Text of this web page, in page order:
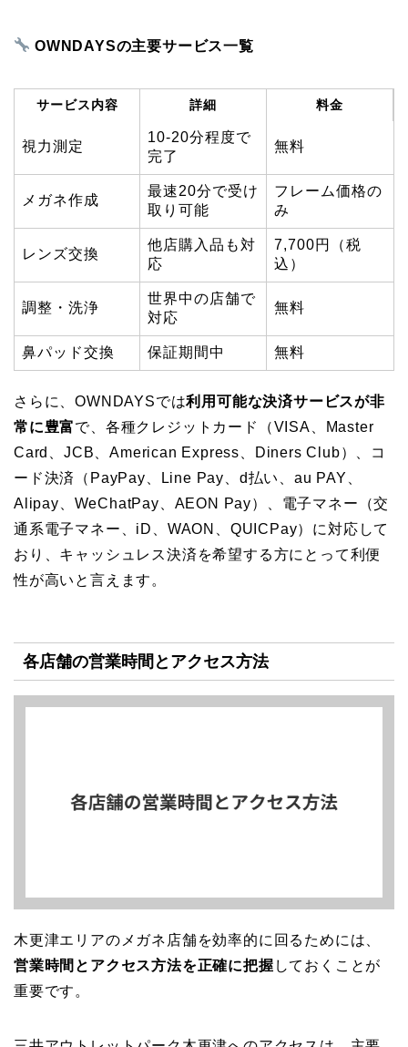
OWNDAYSの主要サービス一覧
サービス内容 詳細 料金
視力測定
10-20分程度で
完了
無料
メガネ作成
最速20分で受け
取り可能
フレーム価格の
み
レンズ交換
他店購入品も対
応
7,700円（税
込）
調整・洗浄
世界中の店舗で
対応
無料
鼻パッド交換 保証期間中 無料
さらに、OWNDAYSでは利用可能な決済サービスが非
常に豊富で、各種クレジットカード（VISA、Master
Card、JCB、American Express、Diners Club）、コ
ード決済（PayPay、Line Pay、d払い、au PAY、
Alipay、WeChatPay、AEON Pay）、電子マネー（交
通系電子マネー、iD、WAON、QUICPay）に対応して
おり、キャッシュレス決済を希望する方にとって利便
性が高いと言えます。
各店舗の営業時間とアクセス方法
木更津エリアのメガネ店舗を効率的に回るためには、
営業時間とアクセス方法を正確に把握 しておくことが
重要です。